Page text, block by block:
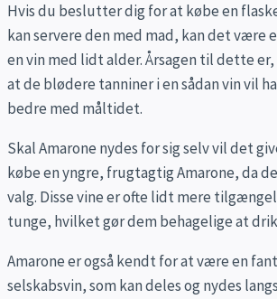
Hvis du beslutter dig for at købe en
kan servere den med mad, kan det være
en vin med lidt alder. Årsagen til dette
at de blødere tanniner i en sådan vin vil
bedre med måltidet.
Skal Amarone nydes for sig selv vil det
købe en yngre, frugtagtig Amarone, da
valg. Disse vine er ofte lidt mere
tunge, hvilket gør dem behagelige at
Amarone er også kendt for at være en
selskabsvin, som kan deles og nydes